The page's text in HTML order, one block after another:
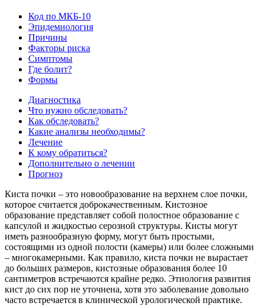
Код по МКБ-10
Эпидемиология
Причины
Факторы риска
Симптомы
Где болит?
Формы
Диагностика
Что нужно обследовать?
Как обследовать?
Какие анализы необходимы?
Лечение
К кому обратиться?
Дополнительно о лечении
Прогноз
Киста почки – это новообразование на верхнем слое почки,
которое считается доброкачественным. Кистозное
образование представляет собой полостное образование с
капсулой и жидкостью серозной структуры. Кисты могут
иметь разнообразную форму, могут быть простыми,
состоящими из одной полости (камеры) или более сложными
– многокамерными. Как правило, киста почки не вырастает
до больших размеров, кистозные образования более 10
сантиметров встречаются крайне редко. Этиология развития
кист до сих пор не уточнена, хотя это заболевание довольно
часто встречается в клинической урологической практике.